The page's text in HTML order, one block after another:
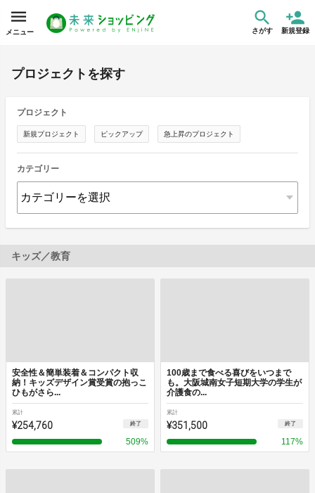
メニュー さがす 新規登録
プロジェクトを探す
プロジェクト
新規プロジェクト ピックアップ 急上昇のプロジェクト
カテゴリー
キッズ／教育
安全性＆簡単装着＆コンパクト収
納！キッズデザイン賞受賞の抱っこ
ひもがさら...
累計
¥254,760 終了
509%
100歳まで食べる喜びをいつまで
も。大阪城南女子短期大学の学生が
介護食の...
累計
¥351,500 終了
117%